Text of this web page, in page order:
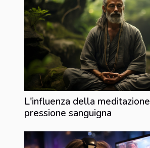
L'influenza della
pressione sanguigna